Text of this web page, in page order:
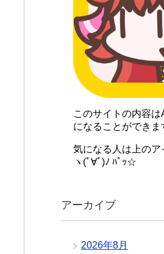
このサイトの内容
になることができま
気になる人は上のア
ヽ(ﾟ∀ﾟ)ﾉ ﾊﾟｯ☆
アーカイブ
2026年8月